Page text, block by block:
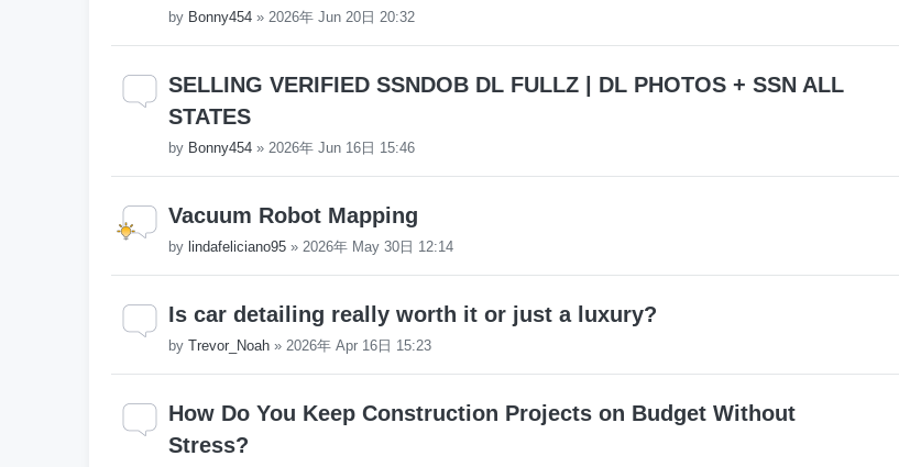
by Bonny454 » 2026年 Jun 20日 20:32
SELLING VERIFIED SSNDOB DL FULLZ | DL PHOTOS + SSN ALL
STATES
by Bonny454 » 2026年 Jun 16日 15:46
Vacuum Robot Mapping
by lindafeliciano95 » 2026年 May 30日 12:14
Is car detailing really worth it or just a luxury?
by Trevor_Noah » 2026年 Apr 16日 15:23
How Do You Keep Construction Projects on Budget Without
Stress?